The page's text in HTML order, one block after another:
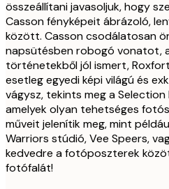
összeállítani javasoljuk, hogy
Casson fényképeit ábrázoló,
között. Casson csodálatosan
napsütésben robogó vonatot,
történetekből jól ismert,
esetleg egyedi képi világú és
vágysz, tekints meg a
amelyek olyan tehetséges
műveit jelenítik meg, mint
Warriors stúdió, Vee Speers,
kedvedre a fotóposzterek
fotófalát!